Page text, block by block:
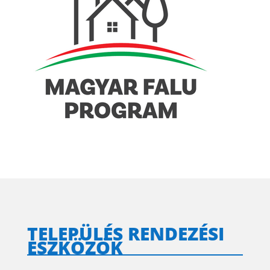
TELEPÜLÉS RENDEZÉSI
ESZKÖZÖK